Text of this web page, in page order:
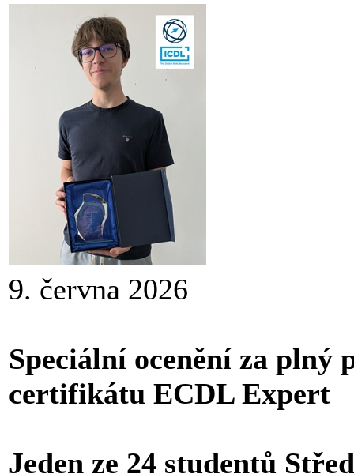
9. června 2026
Speciální ocenění za plný
certifikátu ECDL Expert
Jeden ze 24 studentů